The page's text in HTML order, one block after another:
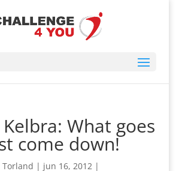
What goes
come down!
Torland | jun 16, 2012|